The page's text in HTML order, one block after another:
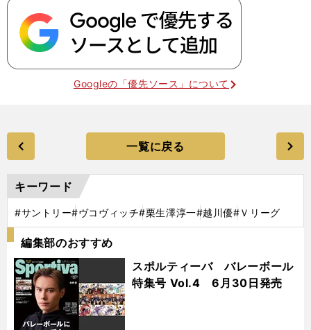
Googleの「優先ソース」について
一覧に戻る
キーワード
#サントリー#ヴコヴィッチ#栗生澤淳一#越川優#Ｖリーグ
編集部のおすすめ
スポルティーバ バレーボール
特集号 Vol.4 6月30日発売